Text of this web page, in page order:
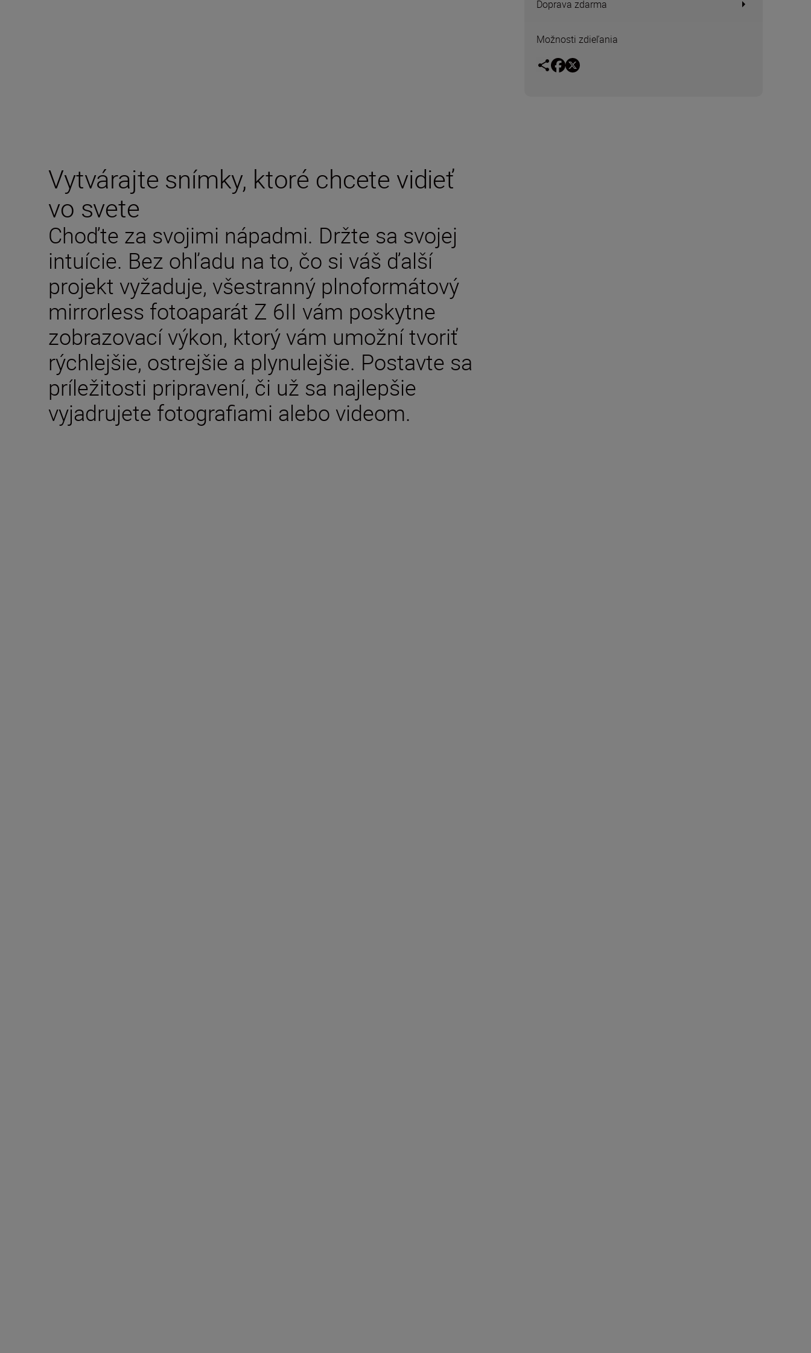
Doprava zdarma
Možnosti zdieľania
Vytvárajte snímky, ktoré chcete vidieť
vo svete
Choďte za svojimi nápadmi. Držte sa svojej
intuície. Bez ohľadu na to, čo si váš ďalší
projekt vyžaduje, všestranný plnoformátový
mirrorless fotoaparát Z 6II vám poskytne
zobrazovací výkon, ktorý vám umožní tvoriť
rýchlejšie, ostrejšie a plynulejšie. Postavte sa
príležitosti pripravení, či už sa najlepšie
vyjadrujete fotografiami alebo videom.